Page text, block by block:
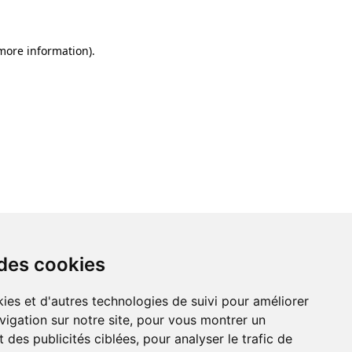
cookies
et d'autres technologies de suivi pour améliorer
sur notre site, pour vous montrer un
des publicités ciblées, pour analyser le trafic de
information).